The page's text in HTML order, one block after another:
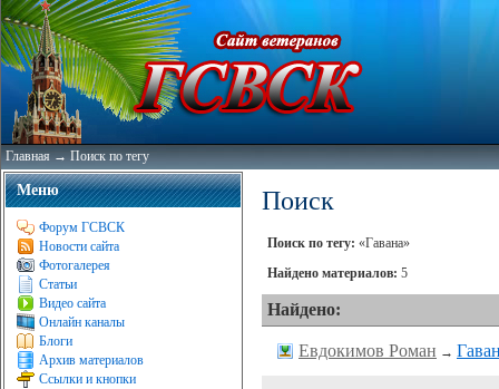
Главная→Поиск по тегу
Меню
Форум ГСВСК
Новости сайта
Фотогалерея
Статьи
Видео сайта
Онлайн каналы
Блоги
Архив материалов
Ссылки и кнопки
Поиск
Поиск по тегу: «Гавана»
Найдено материалов: 5
Найдено:
Евдокимов Роман →